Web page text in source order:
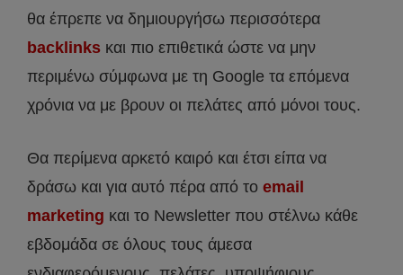
θα έπρεπε να δημιουργήσω περισσότερα
backlinks και πιο επιθετικά ώστε να μην
περιμένω σύμφωνα με τη Google τα επόμενα
χρόνια να με βρουν οι πελάτες από μόνοι τους.
Θα περίμενα αρκετό καιρό και έτσι είπα να
δράσω και για αυτό πέρα από το email
marketing και το Newsletter που στέλνω κάθε
εβδομάδα σε όλους τους άμεσα